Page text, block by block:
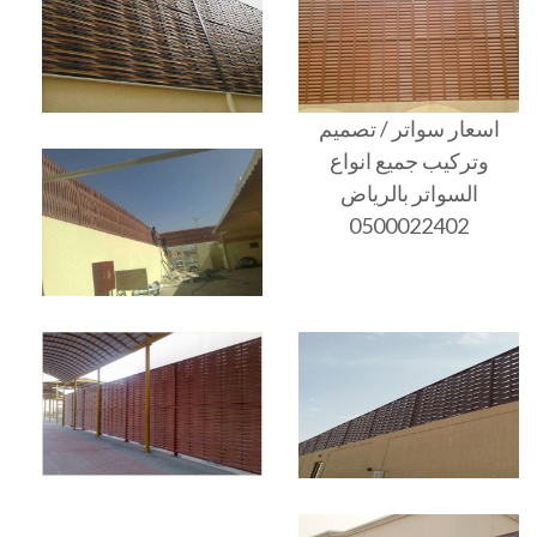
اسعار سواتر / تصميم
وتركيب جميع انواع
السواتر بالرياض
0500022402